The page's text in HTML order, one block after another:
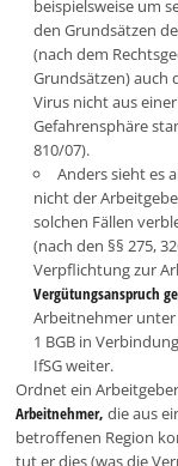
beispielsweise um
den Grundsätzen
(nach dem
Grundsätzen) auch
Virus nicht aus
Gefahrensphäre
810/07).
Anders sieht es
nicht der
solchen Fällen
(nach den §§ 275,
Verpflichtung zur
Vergütungsanspruch
Arbeitnehmer unter
1 BGB in
IfSG weiter.
Ordnet ein
Arbeitnehmer, die aus
betroffenen Region
tut er dies (was die